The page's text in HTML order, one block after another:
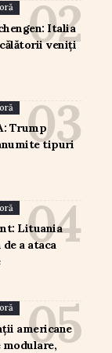
Italia
veniți
Trump
tipuri
Lituania
a ataca
americane
modulare,